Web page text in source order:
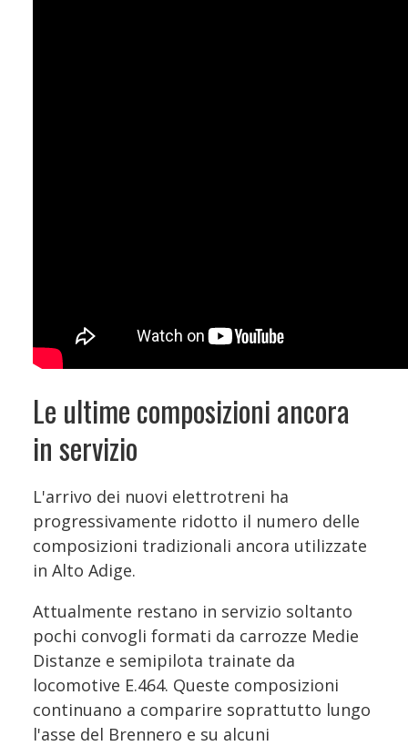
Le ultime composizioni ancora
in servizio
L'arrivo dei nuovi elettrotreni ha
progressivamente ridotto il numero delle
composizioni tradizionali ancora utilizzate
in Alto Adige.
Attualmente restano in servizio soltanto
pochi convogli formati da carrozze Medie
Distanze e semipilota trainate da
locomotive E.464. Queste composizioni
continuano a comparire soprattutto lungo
l'asse del Brennero e su alcuni